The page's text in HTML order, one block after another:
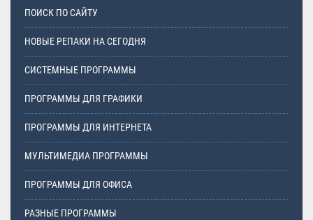
ПОИСК ПО САЙТУ
НОВЫЕ РЕПАКИ НА СЕГОДНЯ
СИСТЕМНЫЕ ПРОГРАММЫ
ПРОГРАММЫ ДЛЯ ГРАФИКИ
ПРОГРАММЫ ДЛЯ ИНТЕРНЕТА
МУЛЬТИМЕДИА ПРОГРАММЫ
ПРОГРАММЫ ДЛЯ ОФИСА
РАЗНЫЕ ПРОГРАММЫ